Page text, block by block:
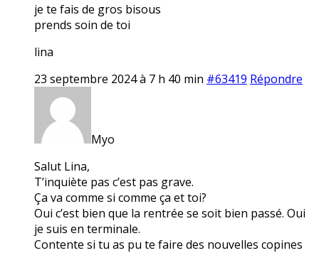
je te fais de gros bisous
prends soin de toi
lina
23 septembre 2024 à 7 h 40 min #63419 Répondre
Myo
Salut Lina,
T’inquiète pas c’est pas grave.
Ça va comme si comme ça et toi?
Oui c’est bien que la rentrée se soit bien passé. Oui
je suis en terminale.
Contente si tu as pu te faire des nouvelles copines